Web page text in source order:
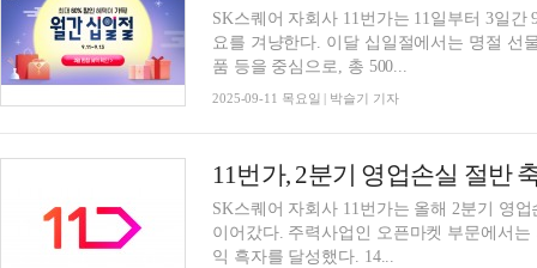
SK스퀘어 자회사 11번가는 11일부터 3일
요를 겨냥한다. 이달 십일절에서는 명절 선
품 등을 중심으로, 총 500...
2025-09-11 목요일 | 박슬기 기자
11번가, 2분기 영업손실 절반
SK스퀘어 자회사 11번가는 올해 2분기 영
이어갔다. 주력사업인 오픈마켓 부문에서
익 흑자를 달성했다. 14...